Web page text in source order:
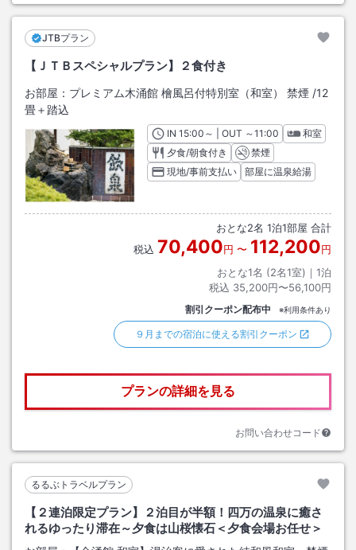
JTBプラン
【ＪＴＢスペシャルプラン】２食付き
お部屋： プレミアム木涌館 檜風呂付特別室（和室） 禁煙 /12
畳＋踏込
INチェックイン
15:00 ～ | OUT チェックアウト
～11:00
和室
夕食/朝食付き
禁煙
現地/事前支払い
部屋に温泉給湯
おとな2名 1泊1部屋 合計
税込 70,400円 〜 112,200円
おとな1名 (2名1室)｜ 1泊
税込 35,200円〜56,100円
割引クーポン配布中 ※利用条件あり
９月までの宿泊に使える割引クーポン
プランの詳細を見る
お問い合わせコード
るるぶトラベルプラン
【２連泊限定プラン】２泊目が半額！四万の温泉に癒さ
れるゆったり滞在～夕食は山桜懐石＜夕食会場お任せ＞